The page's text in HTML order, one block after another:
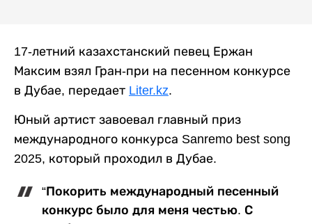
17-летний казахстанский певец Ержан
Максим взял Гран-при на песенном конкурсе
в Дубае, передает Liter.kz.
Юный артист завоевал главный приз
международного конкурса Sanremo best song
2025, который проходил в Дубае.
“Покорить международный песенный
конкурс было для меня честью. С